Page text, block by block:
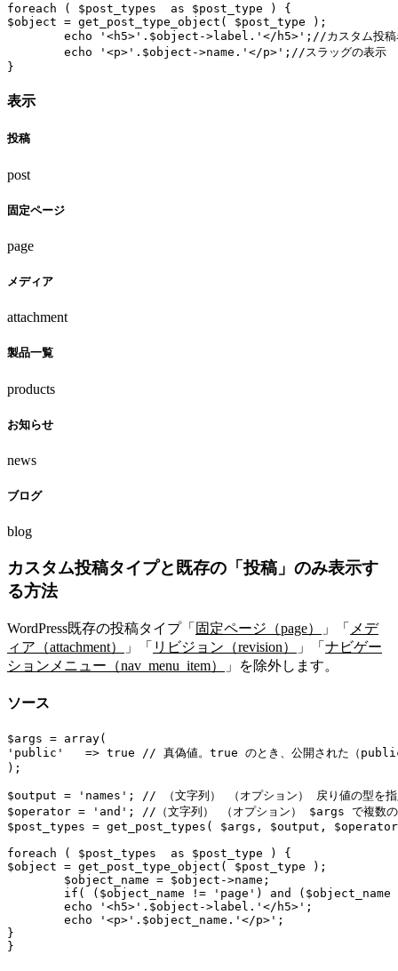
foreach ( $post_types  as $post_type ) {
$object = get_post_type_object( $post_type );
	echo '<h5>'.$object->label.'</h5>';
//カスタム投稿
	echo '<p>'.$object->name.'</p>';
//スラッグの表示
}
表示
投稿
post
固定ページ
page
メディア
attachment
製品一覧
products
お知らせ
news
ブログ
blog
カスタム投稿タイプと既存の「投稿」のみ表示す
る方法
WordPress既存の投稿タイプ「 固定ページ（page） 」「 メデ
ィア（attachment）
」「 リビジョン（revision） 」「 ナビゲー
ションメニュー（nav_menu_item）
」を除外します。
ソース
$args = array(
'public'   => true // 真偽値。true のとき、公開された（public
);
$output = 'names'; // （文字列） （オプション） 戻り値の型を
$operator = 'and'; //（文字列） （オプション） $args で複数
$post_types = get_post_types( $args, $output,
foreach ( $post_types  as $post_type ) {
$object = get_post_type_object( $post_type );
}
}